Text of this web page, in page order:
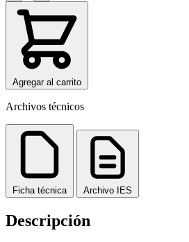
Agregar al carrito
Archivos técnicos
Ficha técnica Archivo IES
Descripción